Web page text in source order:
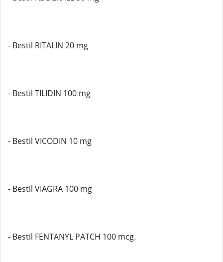
- Bestil RITALIN 20 mg
- Bestil TILIDIN 100 mg
- Bestil VICODIN 10 mg
- Bestil VIAGRA 100 mg
- Bestil FENTANYL PATCH 100 mcg.